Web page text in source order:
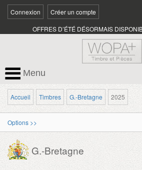
Connexion Créer un compte
OFFRES D’ÉTÉ DÉSORMAIS
Menu
Accueil Timbres G.-Bretagne 2025
Options >>
G.-Bretagne